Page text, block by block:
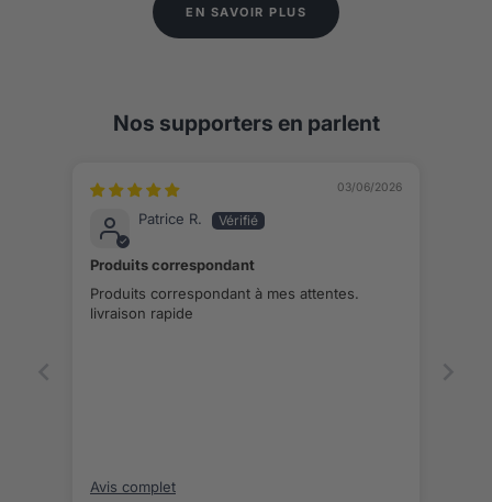
EN SAVOIR PLUS
Nos supporters en parlent
03/06/2026
Patrice R.
Produits correspondant
Produits correspondant à mes attentes.
livraison rapide
Avis complet